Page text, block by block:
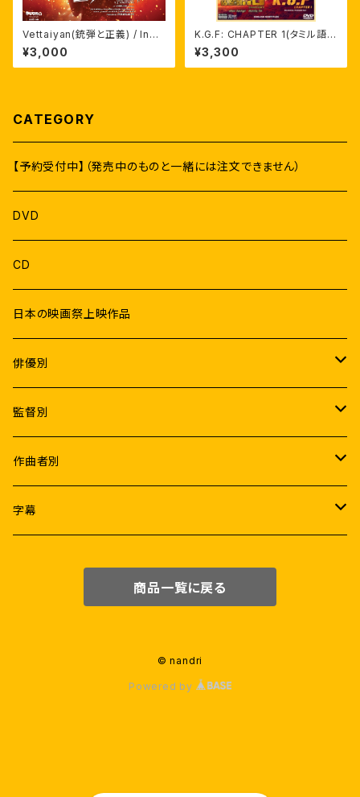
Vettaiyan(銃弾と正義) / Indi
an 2 / Vidamuyarchi 輸入盤
サントラCD
¥3,000
K.G.F: CHAPTER 1(タミル語
版・英語字幕)インド映画輸入盤
DVD
¥3,300
CATEGORY
【予約受付中】（発売中のものと一緒には注文できません）
DVD
CD
日本の映画祭上映作品
俳優別
Male
ラジニカーント
ヴィジャイ
Female
ラムヤ・クリシュナン
監督別
K.S.ラヴィクマール
アトリ
作曲者別
A.R.ラフマーン
サントーシュ・ナラヤナン
字幕
日本語字幕(機械翻訳)
商品一覧に戻る
© nandri
Powered by